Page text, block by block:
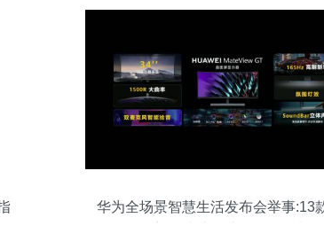
华为全场景智慧生活发布会举事:13